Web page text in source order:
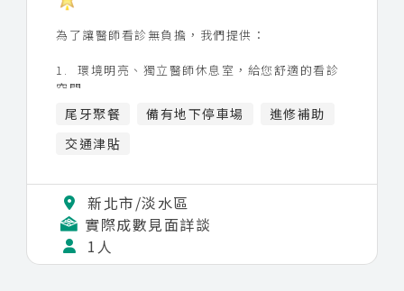
為了讓醫師看診無負擔，我們提供：
1.
環境明亮、獨立醫師休息室，給您舒適的看診
空間
2. 顯微鏡-Zeiss Extaro 300-113年12月購入
3.
全新設備：數位全口X光機PANO、3D斷層掃
描、電動手機
6.
院長有深厚的專業技術及豐富的臨床經驗，樂
於教學
7.
鄰近捷運輕軌淡江大學站，附近有淡江大學及
正德國中，客群從兒童至長輩。
尾牙聚餐 備有地下停車場
進修補助
交通津貼
新北市/淡水區
實際成數見面詳談
1人